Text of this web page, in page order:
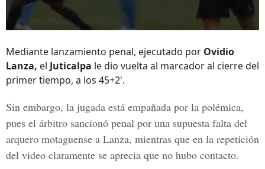
Mediante lanzamiento penal, ejecutado por Ovidio
Lanza, el Juticalpa le dio vuelta al marcador al cierre del
primer tiempo, a los 45+2'.
Sin embargo, la jugada está empañada por la polémica,
pues el árbitro sancionó penal por una supuesta falta del
arquero motaguense a Lanza, mientras que en la repetición
del video claramente se aprecia que no hubo contacto.